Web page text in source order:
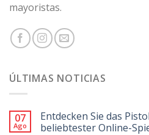
mayoristas.
ÚLTIMAS NOTICIAS
07
Ago
Entdecken Sie das
beliebtester Online-